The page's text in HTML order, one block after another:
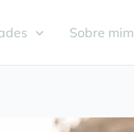
Sobre mim